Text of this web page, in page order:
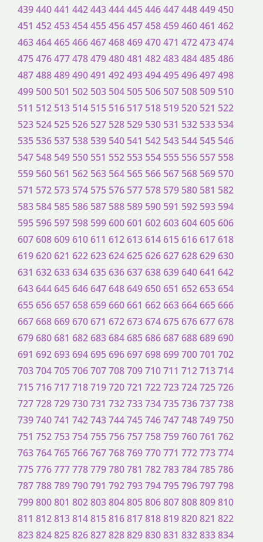
439440441 442443444445446447448449450
451 452453454455456457458459460461 462
463464465466467468469470471 472473474
475476477478479480481 482483484485486
487488489490491 492493494495496497498
499 500 501 502 503 504 505 506 507 508 509 510
511 512 513 514 515 516 517 518 519 520 521 522
523 524 525 526 527 528 529 530 531 532 533 534
535 536 537 538 539 540 541 542 543 544 545 546
547 548 549 550 551 552 553 554 555 556 557 558
559 560 561 562 563 564 565 566 567 568 569 570
571 572 573 574 575 576 577 578 579 580 581 582
583 584 585 586 587 588 589 590 591 592 593 594
595 596 597 598 599600601 602603604605606
607608609610611 612613614615616617618
619620621 622623624625626627628629630
631 632633634635636637638639640641 642
643644645646647648649650651 652653654
655656657658659660661 662663664665666
667668669670671 672673674675676677678
679680681 682683684685686687688689690
691 692693694695696697698699700701 702
703704705706707708709710711 712713714
715716717718719720721 722723724725726
727728729730731 732733734735736737738
739740741 742743744745746747748749750
751 752753754755756757758759760761 762
763764765766767768769770771 772773774
775776777778779780781 782783784785786
787788789790791 792793794795796797798
799800801 802803804805806807808809810
811 812813814815816817818819820821 822
823824825826827828829830831 832833834